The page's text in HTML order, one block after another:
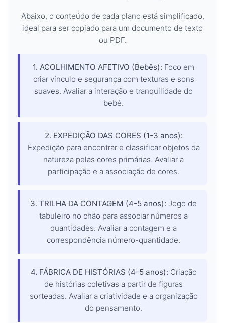
Abaixo, o conteúdo de cada plano está simplificado,
ideal para ser copiado para um documento de texto
ou PDF.
1. ACOLHIMENTO AFETIVO (Bebês): Foco em
criar vínculo e segurança com texturas e sons
suaves. Avaliar a interação e tranquilidade do
bebê.
2. EXPEDIÇÃO DAS CORES (1-3 anos):
Expedição para encontrar e classificar objetos da
natureza pelas cores primárias. Avaliar a
participação e a associação de cores.
3. TRILHA DA CONTAGEM (4-5 anos): Jogo de
tabuleiro no chão para associar números a
quantidades. Avaliar a contagem e a
correspondência número-quantidade.
4. FÁBRICA DE HISTÓRIAS (4-5 anos): Criação
de histórias coletivas a partir de figuras
sorteadas. Avaliar a criatividade e a organização
do pensamento.